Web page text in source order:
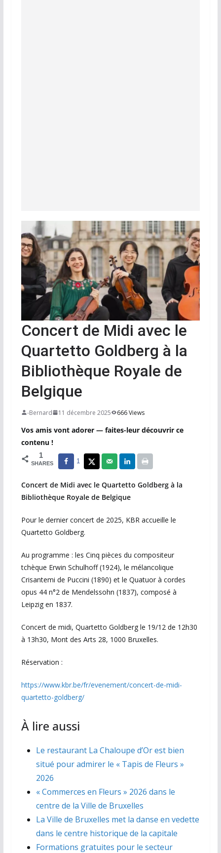
Concert de Midi avec le
Quartetto Goldberg à la
Bibliothèque Royale de
Belgique
-Bernard 11 décembre 2025 666 Views
Vos amis vont adorer — faites-leur découvrir ce
contenu !
1
SHARES 1
Concert de Midi avec le Quartetto Goldberg à la
Bibliothèque Royale de Belgique
Pour le dernier concert de 2025, KBR accueille le
Quartetto Goldberg.
Au programme : les Cinq pièces du compositeur
tchèque Erwin Schulhoff (1924), le mélancolique
Crisantemi de Puccini (1890) et le Quatuor à cordes
opus 44 n°2 de Mendelssohn (1837), composé à
Leipzig en 1837.
Concert de midi, Quartetto Goldberg le 19/12 de 12h30
à 13h30, Mont des Arts 28, 1000 Bruxelles.
Réservation :
https://www.kbr.be/fr/evenement/concert-de-midi-
quartetto-goldberg/
À lire aussi
Le restaurant La Chaloupe d’Or est bien
situé pour admirer le « Tapis de Fleurs »
2026
« Commerces en Fleurs » 2026 dans le
centre de la Ville de Bruxelles
La Ville de Bruxelles met la danse en vedette
dans le centre historique de la capitale
Formations gratuites pour le secteur